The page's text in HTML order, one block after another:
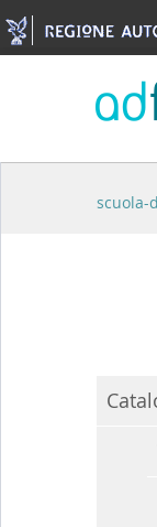
Skip to Content
scuola-